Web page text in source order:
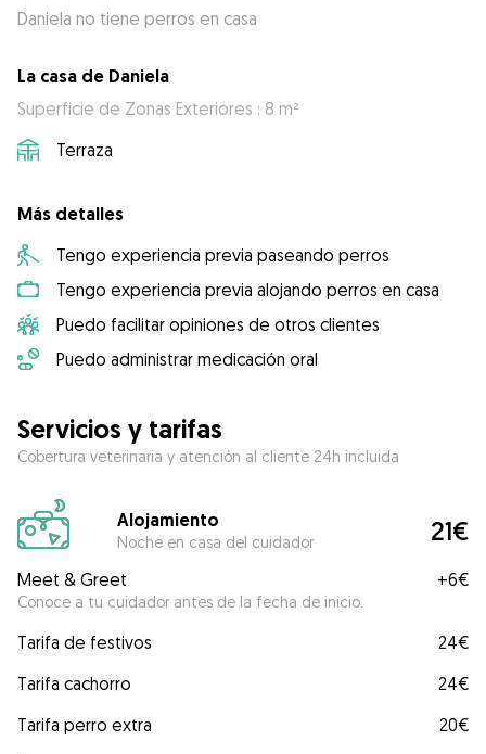
Daniela no tiene perros en casa
La casa de Daniela
Superficie de Zonas Exteriores : 8 m²
Terraza
Más detalles
Tengo experiencia previa paseando perros
Tengo experiencia previa alojando perros en casa
Puedo facilitar opiniones de otros clientes
Puedo administrar medicación oral
Servicios y tarifas
Cobertura veterinaria y atención al cliente 24h incluida
Alojamiento
Noche en casa del cuidador 21€
Meet & Greet
Conoce a tu cuidador antes de la fecha de inicio.
+6€
Tarifa de festivos
24€
Tarifa cachorro
24€
Tarifa perro extra
20€